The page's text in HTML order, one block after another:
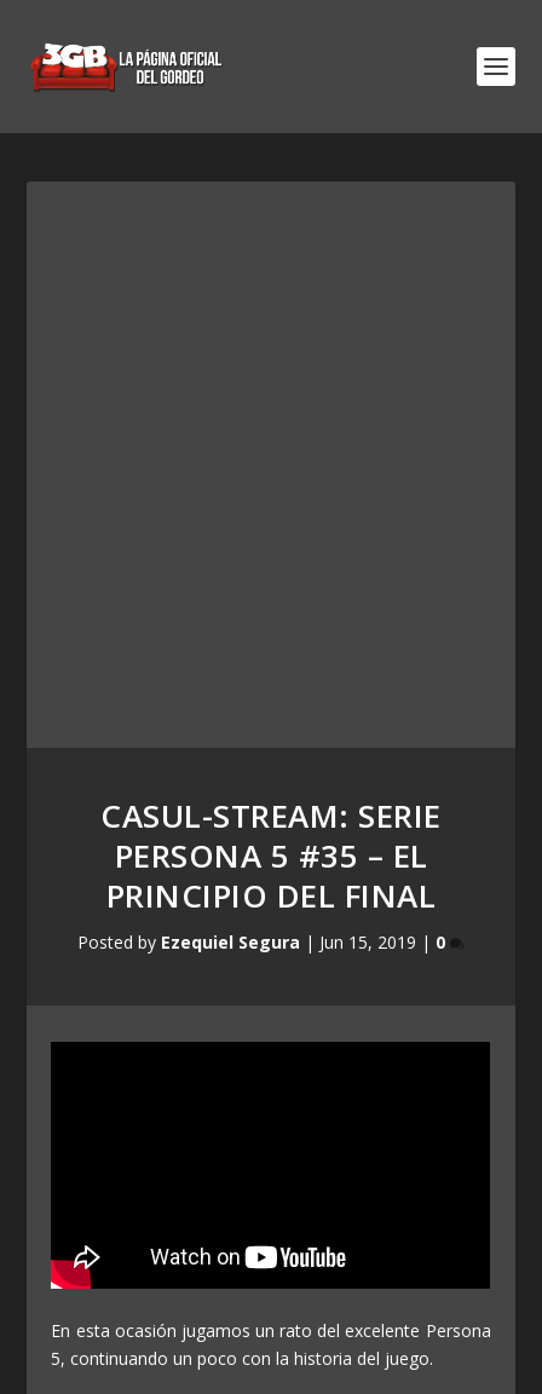
CASUL-STREAM: SERIE
PERSONA 5 #35 – EL
PRINCIPIO DEL FINAL
Posted by Ezequiel Segura | Jun 15, 2019 | 0
En esta ocasión jugamos un rato del excelente Persona
5, continuando un poco con la historia del juego.